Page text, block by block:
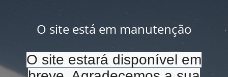
O site está em manutenção
O site estará disponível em